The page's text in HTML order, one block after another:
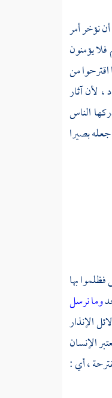
نؤخر أمر
يؤمنون
من
، لأن آثار
الناس
بصيرا
بها
وما نرسل
الإنذار
الإنسان
، أي :